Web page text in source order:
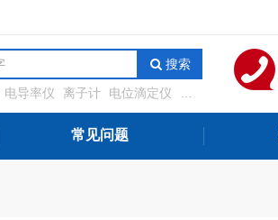
搜索
电导率仪 离子计 电位滴定仪
常见问题